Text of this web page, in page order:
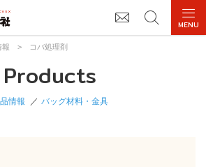
報 > コバ処理剤
Products
情報 バッグ材料・金具